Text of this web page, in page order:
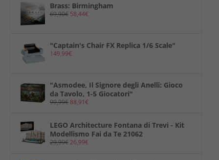
Brass: Birmingham
69,90€ 58,44€
"Captain's Chair FX Replica 1/6 Scale"
149,99€
"Asmodee, Il Signore degli Anelli: Gioco
da Tavolo, 1-5 Giocatori"
99,99€88,91€
LEGO Architecture Fontana di Trevi - Kit
Modellismo Fai da Te 21062
29,99€26,99€